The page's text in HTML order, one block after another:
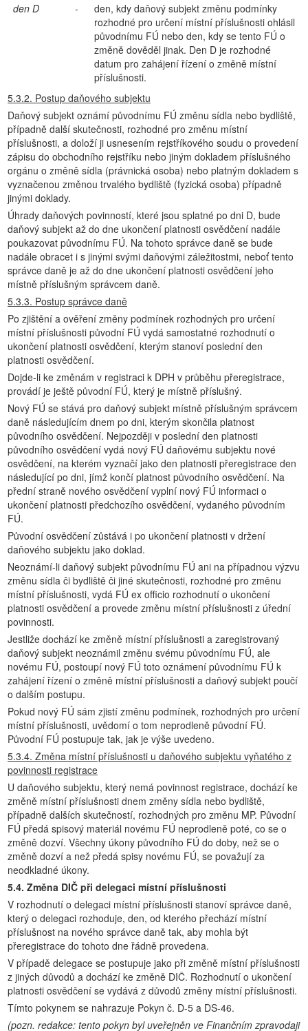
den D -
den, kdy daňový subjekt změnu podmínky
rozhodné pro určení místní příslušnosti ohlásil
původnímu FÚ nebo den, kdy se tento FÚ o
změně dověděl jinak. Den D je rozhodné
datum pro zahájení řízení o změně místní
příslušnosti.
5.3.2. Postup daňového subjektu
Daňový subjekt oznámí původnímu FÚ změnu sídla nebo bydliště,
případně další skutečnosti, rozhodné pro změnu místní
příslušnosti, a doloží ji usnesením rejstříkového soudu o provedení
zápisu do obchodního rejstříku nebo jiným dokladem příslušného
orgánu o změně sídla (právnická osoba) nebo platným dokladem s
vyznačenou změnou trvalého bydliště (fyzická osoba) případně
jinými doklady.
Úhrady daňových povinností, které jsou splatné po dni D, bude
daňový subjekt až do dne ukončení platnosti osvědčení nadále
poukazovat původnímu FÚ. Na tohoto správce daně se bude
nadále obracet i s jinými svými daňovými záležitostmi, neboť tento
správce daně je až do dne ukončení platnosti osvědčení jeho
místně příslušným správcem daně.
5.3.3. Postup správce daně
Po zjištění a ověření změny podmínek rozhodných pro určení
místní příslušnosti původní FÚ vydá samostatné rozhodnutí o
ukončení platnosti osvědčení, kterým stanoví poslední den
platnosti osvědčení.
Dojde-li ke změnám v registraci k DPH v průběhu přeregistrace,
provádí je ještě původní FÚ, který je místně příslušný.
Nový FÚ se stává pro daňový subjekt místně příslušným správcem
daně následujícím dnem po dni, kterým skončila platnost
původního osvědčení. Nejpozději v poslední den platnosti
původního osvědčení vydá nový FÚ daňovému subjektu nové
osvědčení, na kterém vyznačí jako den platnosti přeregistrace den
následující po dni, jímž končí platnost původního osvědčení. Na
přední straně nového osvědčení vyplní nový FÚ informaci o
ukončení platnosti předchozího osvědčení, vydaného původním
FÚ.
Původní osvědčení zůstává i po ukončení platnosti v držení
daňového subjektu jako doklad.
Neoznámí-li daňový subjekt původnímu FÚ ani na případnou výzvu
změnu sídla či bydliště či jiné skutečnosti, rozhodné pro změnu
místní příslušnosti, vydá FÚ ex officio rozhodnutí o ukončení
platnosti osvědčení a provede změnu místní příslušnosti z úřední
povinnosti.
Jestliže dochází ke změně místní příslušnosti a zaregistrovaný
daňový subjekt neoznámil změnu svému původnímu FÚ, ale
novému FÚ, postoupí nový FÚ toto oznámení původnímu FÚ k
zahájení řízení o změně místní příslušnosti a daňový subjekt poučí
o dalším postupu.
Pokud nový FÚ sám zjistí změnu podmínek, rozhodných pro určení
místní příslušnosti, uvědomí o tom neprodleně původní FÚ.
Původní FÚ postupuje tak, jak je výše uvedeno.
5.3.4. Změna místní příslušnosti u daňového subjektu vyňatého z
povinnosti registrace
U daňového subjektu, který nemá povinnost registrace, dochází ke
změně místní příslušnosti dnem změny sídla nebo bydliště,
případně dalších skutečností, rozhodných pro změnu MP. Původní
FÚ předá spisový materiál novému FÚ neprodleně poté, co se o
změně dozví. Všechny úkony původního FÚ do doby, než se o
změně dozví a než předá spisy novému FÚ, se považují za
neodkladné úkony.
5.4. Změna DIČ při delegaci místní příslušnosti
V rozhodnutí o delegaci místní příslušnosti stanoví správce daně,
který o delegaci rozhoduje, den, od kterého přechází místní
příslušnost na nového správce daně tak, aby mohla být
přeregistrace do tohoto dne řádně provedena.
V případě delegace se postupuje jako při změně místní příslušnosti
z jiných důvodů a dochází ke změně DIČ. Rozhodnutí o ukončení
platnosti osvědčení se vydává z důvodů změny místní příslušnosti.
Tímto pokynem se nahrazuje Pokyn č. D-5 a DS-46.
(pozn. redakce: tento pokyn byl uveřejněn ve Finančním zpravodaji